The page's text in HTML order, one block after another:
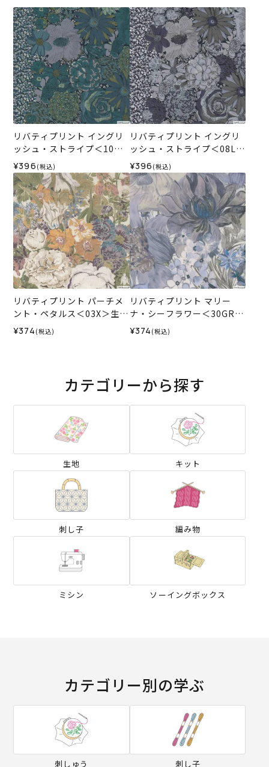
リバティプリント イングリ
ッシュ・ストライプ＜10G
＞生地 （ホビーラホビーレ
オリジナル）2026SS
¥396 (税込)
リバティプリント イングリ
ッシュ・ストライプ＜08L＞
生地 （ホビーラホビーレオ
リジナル）2026SS
¥396 (税込)
リバティプリント パーチメ
ント・ペタルス＜03X＞生地
（ホビーラホビーレオリジ
ナル）2025AW
¥374 (税込)
リバティプリント マリー
ナ・シーフラワー＜30GR＞
生地 （ホビーラホビーレオ
リジナル）2026SS
¥374 (税込)
カテゴリーから探す
生地 キット
刺し子 編み物
ミシン ソーイングボックス
カテゴリー別の学ぶ
刺しゅう 刺し子